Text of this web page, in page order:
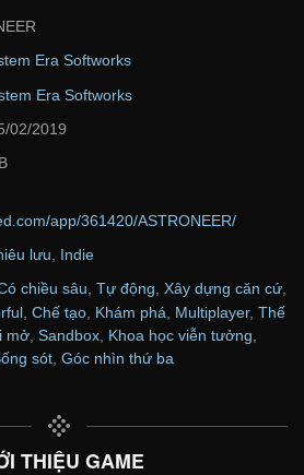
Era Softworks
Era Softworks
02/2019
app/361420/ASTRONEER/
lưu Indie
chiều sâu, Tự động, Xây dựng căn cứ,
Chế tạo Khám phá Multiplayer, Thế
mở Sandbox Khoa học viễn tưởng
sót Góc nhìn thứ ba
THIỆU GAME